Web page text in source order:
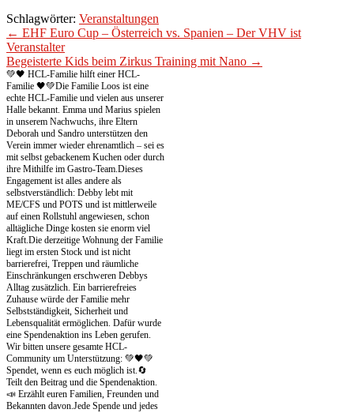
Schlagwörter: Veranstaltungen
← EHF Euro Cup – Österreich vs. Spanien – Der VHV ist
Veranstalter
Begeisterte Kids beim Zirkus Training mit Nano →
💚🖤 HCL-Familie hilft einer HCL-
Familie 🖤💚Die Familie Loos ist eine
echte HCL-Familie und vielen aus unserer
Halle bekannt. Emma und Marius spielen
in unserem Nachwuchs, ihre Eltern
Deborah und Sandro unterstützen den
Verein immer wieder ehrenamtlich – sei es
mit selbst gebackenem Kuchen oder durch
ihre Mithilfe im Gastro-Team.Dieses
Engagement ist alles andere als
selbstverständlich: Debby lebt mit
ME/CFS und POTS und ist mittlerweile
auf einen Rollstuhl angewiesen, schon
alltägliche Dinge kosten sie enorm viel
Kraft.Die derzeitige Wohnung der Familie
liegt im ersten Stock und ist nicht
barrierefrei, Treppen und räumliche
Einschränkungen erschweren Debbys
Alltag zusätzlich. Ein barrierefreies
Zuhause würde der Familie mehr
Selbstständigkeit, Sicherheit und
Lebensqualität ermöglichen. Dafür wurde
eine Spendenaktion ins Leben gerufen.
Wir bitten unsere gesamte HCL-
Community um Unterstützung: 💚🖤💚
Spendet, wenn es euch möglich ist.🔄
Teilt den Beitrag und die Spendenaktion.
📣 Erzählt euren Familien, Freunden und
Bekannten davon.Jede Spende und jedes